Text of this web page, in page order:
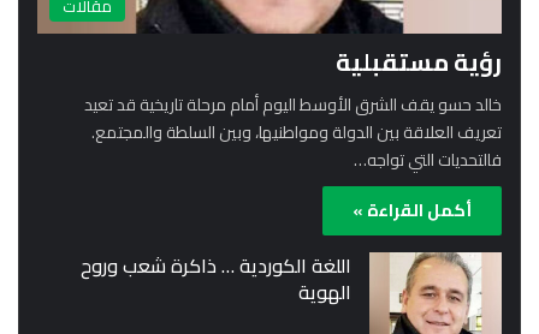
مقالات
رؤية مستقبلية
خالد حسو يقف الشرق الأوسط اليوم أمام مرحلة تاريخية قد تعيد
تعريف العلاقة بين الدولة ومواطنيها، وبين السلطة والمجتمع.
فالتحديات التي تواجه…
أكمل القراءة »
اللغة الكوردية … ذاكرة شعب وروح
الهوية